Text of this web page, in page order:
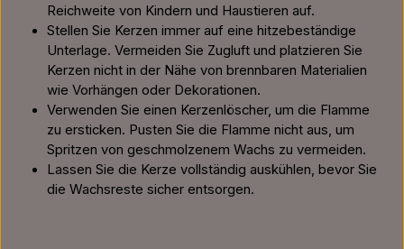
Reichweite von Kindern und Haustieren auf.
Stellen Sie Kerzen immer auf eine hitzebeständige
Unterlage. Vermeiden Sie Zugluft und platzieren Sie
Kerzen nicht in der Nähe von brennbaren Materialien
wie Vorhängen oder Dekorationen.
Verwenden Sie einen Kerzenlöscher, um die Flamme
zu ersticken. Pusten Sie die Flamme nicht aus, um
Spritzen von geschmolzenem Wachs zu vermeiden.
Lassen Sie die Kerze vollständig auskühlen, bevor Sie
die Wachsreste sicher entsorgen.